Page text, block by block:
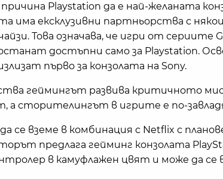
Playstation да е най-желаната
има ексклузивни партньорства с
Това означава, че игри от сериите
достъпни само за Playstation.
първо за конзолата на Sony.
геймингът развива критичното
а сторителингът в игрите е по-
се вземе в комбинация с Netflix с
предлага гейминг конзолата
в камуфлажен цвят и може да се